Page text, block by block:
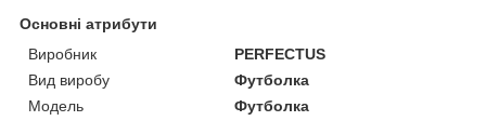
Основні атрибути
Виробник
PERFECTUS
Вид виробу
Футболка
Модель
Футболка